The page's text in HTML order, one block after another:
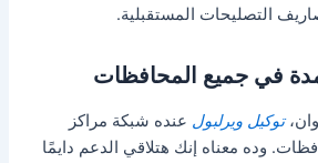
التصليحات المستقبلية.
في جميع المحافظات
توكيل ويرلبول عنده شبكة مراكز
وده معناه إنك هتلاقي الدعم دايمًا